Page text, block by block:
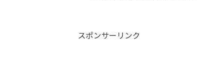
スポンサーリンク